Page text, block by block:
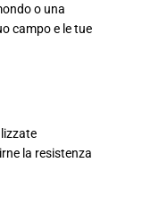
o una
campo e le tue
la resistenza